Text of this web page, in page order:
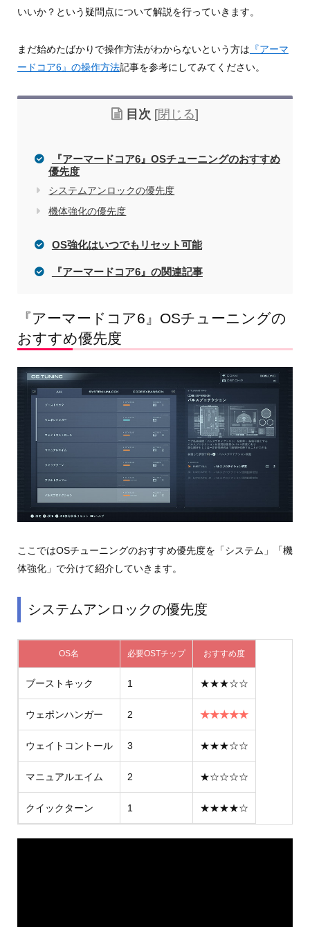
いいか？という疑問点について解説を行っていきます。
まだ始めたばかりで操作方法がわからないという方は 『アーマ
ードコア6』の操作方法記事を参考にしてみてください。
目次 [閉じる]
『アーマードコア6』OSチューニングのおすすめ
優先度
システムアンロックの優先度
機体強化の優先度
OS強化はいつでもリセット可能
『アーマードコア6』の関連記事
『アーマードコア6』OSチューニングの
おすすめ優先度
ここではOSチューニングのおすすめ優先度を「システム」「機
体強化」で分けて紹介していきます。
システムアンロックの優先度
OS名 必要OSTチップ おすすめ度
ブーストキック 1 ★★★☆☆
ウェポンハンガー 2 ★★★★★
ウェイトコントール 3 ★★★☆☆
マニュアルエイム 2 ★☆☆☆☆
クイックターン 1 ★★★★☆